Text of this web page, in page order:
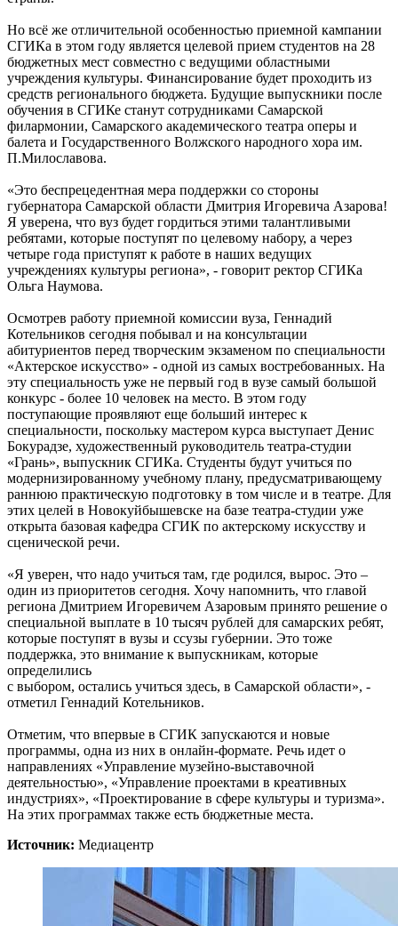
Но всё же отличительной особенностью приемной кампании
СГИКа в этом году является целевой прием студентов на 28
бюджетных мест совместно с ведущими областными
учреждения культуры. Финансирование будет проходить из
средств регионального бюджета. Будущие выпускники после
обучения в СГИКе станут сотрудниками Самарской
филармонии, Самарского академического театра оперы и
балета и Государственного Волжского народного хора им.
П.Милославова.
«Это беспрецедентная мера поддержки со стороны
губернатора Самарской области Дмитрия Игоревича Азарова!
Я уверена, что вуз будет гордиться этими талантливыми
ребятами, которые поступят по целевому набору, а через
четыре года приступят к работе в наших ведущих
учреждениях культуры региона», - говорит ректор СГИКа
Ольга Наумова.
Осмотрев работу приемной комиссии вуза, Геннадий
Котельников сегодня побывал и на консультации
абитуриентов перед творческим экзаменом по специальности
«Актерское искусство» - одной из самых востребованных. На
эту специальность уже не первый год в вузе самый большой
конкурс - более 10 человек на место. В этом году
поступающие проявляют еще больший интерес к
специальности, поскольку мастером курса выступает Денис
Бокурадзе, художественный руководитель театра-студии
«Грань», выпускник СГИКа. Студенты будут учиться по
модернизированному учебному плану, предусматривающему
раннюю практическую подготовку в том числе и в театре. Для
этих целей в Новокуйбышевске на базе театра-студии уже
открыта базовая кафедра СГИК по актерскому искусству и
сценической речи.
«Я уверен, что надо учиться там, где родился, вырос. Это –
один из приоритетов сегодня. Хочу напомнить, что главой
региона Дмитрием Игоревичем Азаровым принято решение о
специальной выплате в 10 тысяч рублей для самарских ребят,
которые поступят в вузы и ссузы губернии. Это тоже
поддержка, это внимание к выпускникам, которые
определились
с выбором, остались учиться здесь, в Самарской области», -
отметил Геннадий Котельников.
Отметим, что впервые в СГИК запускаются и новые
программы, одна из них в онлайн-формате. Речь идет о
направлениях «Управление музейно-выставочной
деятельностью», «Управление проектами в креативных
индустриях», «Проектирование в сфере культуры и туризма».
На этих программах также есть бюджетные места.
Источник: Медиацентр